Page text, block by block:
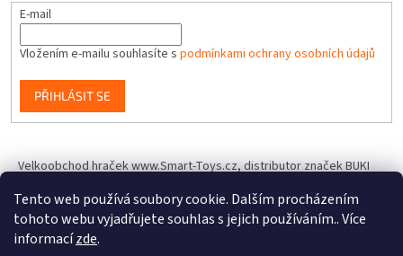
Tento web používá soubory cookie. Dalším procházením
tohoto webu vyjadřujete souhlas s jejich používáním.. Více
informacízde.
E-mail
Vložením e-mailu souhlasíte s podmínkami ochrany osobních údajů
PŘIHLÁSIT SE
Velkoobchod hraček www.Smart-Toys.cz, distributor značek BUKI